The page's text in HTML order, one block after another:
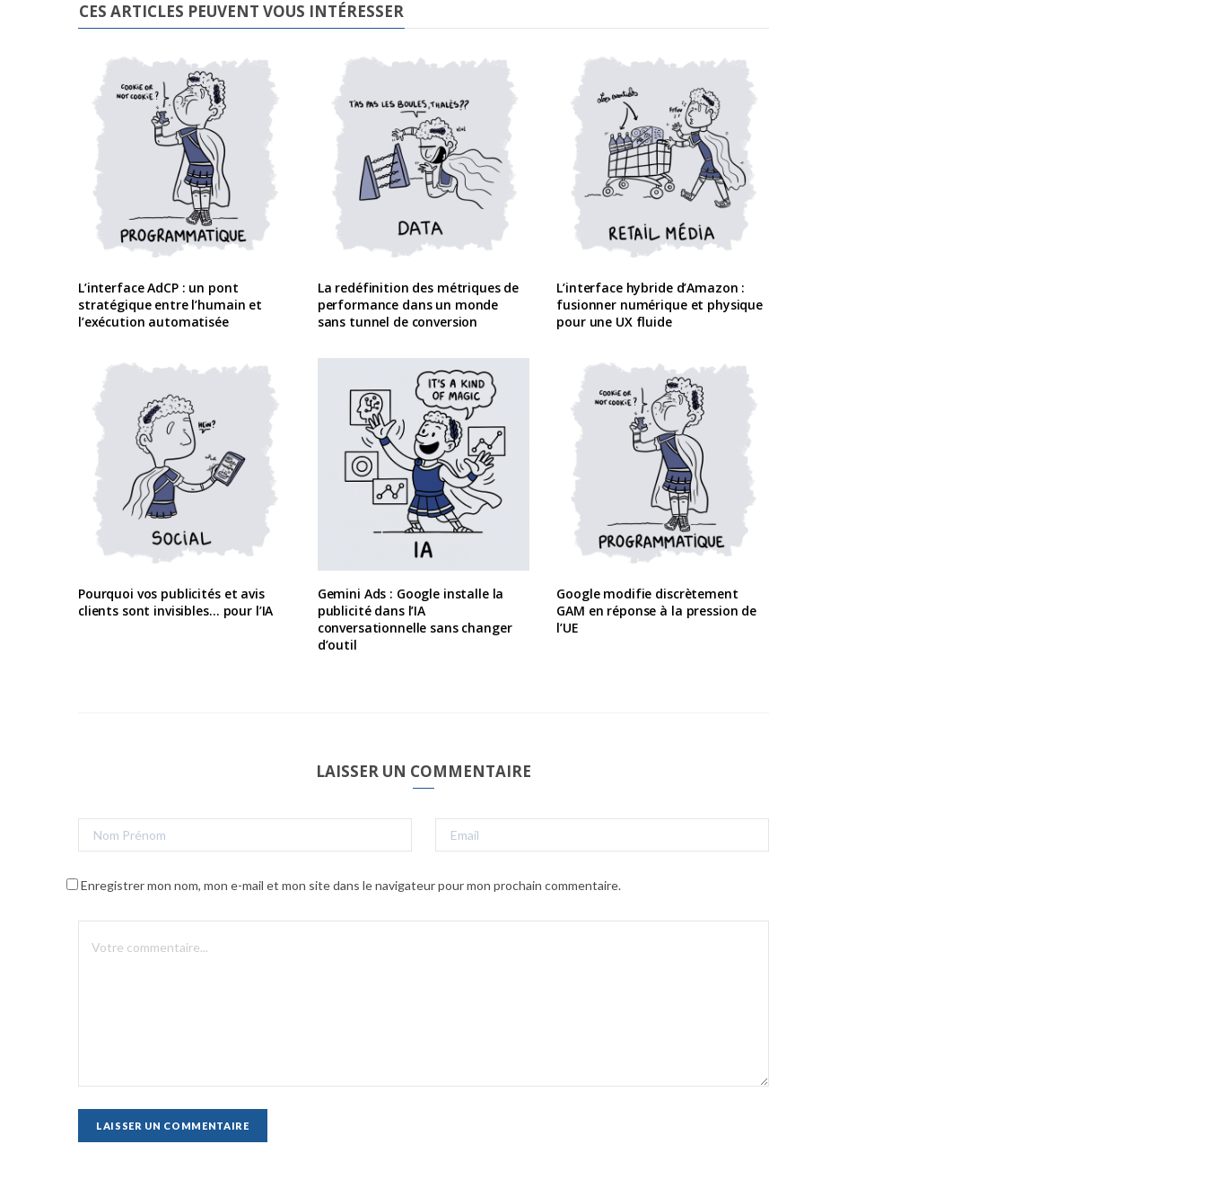
CES ARTICLES PEUVENT VOUS INTÉRESSER
L’interface AdCP : un pont
stratégique entre l’humain et
l’exécution automatisée
La redéfinition des métriques de
performance dans un monde
sans tunnel de conversion
L’interface hybride d’Amazon :
fusionner numérique et physique
pour une UX fluide
Pourquoi vos publicités et avis
clients sont invisibles… pour l’IA
Gemini Ads : Google installe la
publicité dans l’IA
conversationnelle sans changer
d’outil
Google modifie discrètement
GAM en réponse à la pression de
l’UE
LAISSER UN COMMENTAIRE
Enregistrer mon nom, mon e-mail et mon site dans le navigateur pour mon prochain commentaire.